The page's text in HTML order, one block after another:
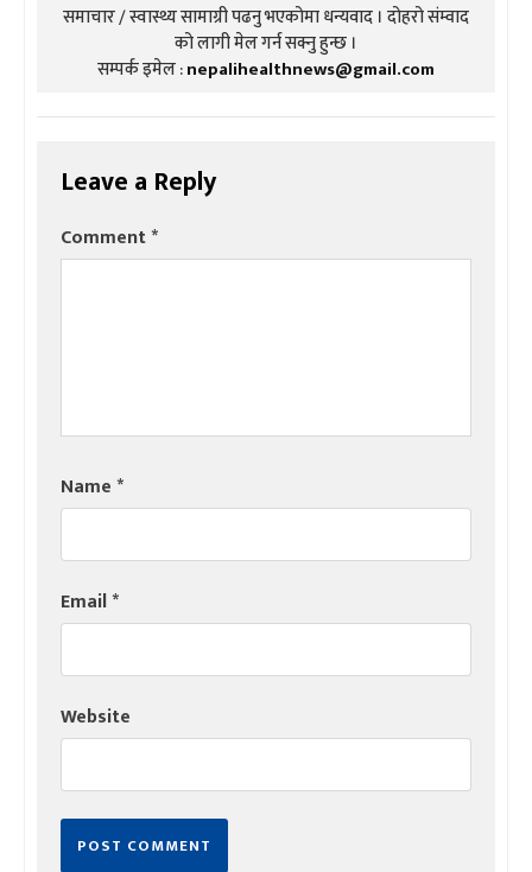
समाचार / स्वास्थ्य सामाग्री पढनु भएकोमा धन्यवाद । दोहरो संम्वाद
को लागी मेल गर्न सक्नु हुन्छ ।
सम्पर्क इमेल :nepalihealthnews@gmail.com
Leave a Reply
Comment*
Name*
Email*
Website